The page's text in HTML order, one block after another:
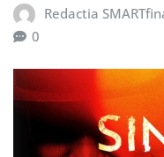
Redactia
0